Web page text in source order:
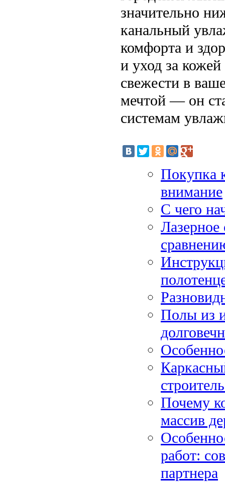
значительно
канальный
комфорта и
и уход за
свежести в
мечтой — он
системам
Покупка
внимание
С чего
Лазерное
Полы из
Почему
массив
работ:
партнера